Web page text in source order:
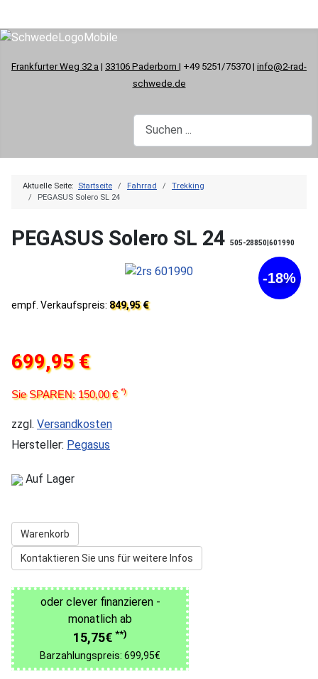
Frankfurter Weg 32 a | 33106 Paderborn | +49 5251/75370 | info@2-rad-
schwede.de
Aktuelle Seite: Startseite Fahrrad
Trekking
PEGASUS Solero SL 24
PEGASUS Solero SL 24 505-28850|601990
-18%
empf. Verkaufspreis: 849,95 €
699,95 €
Sie SPAREN: 150,00 €*)
zzgl. Versandkosten
Hersteller: Pegasus
Auf Lager
Warenkorb
Kontaktieren Sie uns für weitere Infos
oder clever finanzieren -
monatlich ab
15,75€ **)
Barzahlungspreis: 699,95€